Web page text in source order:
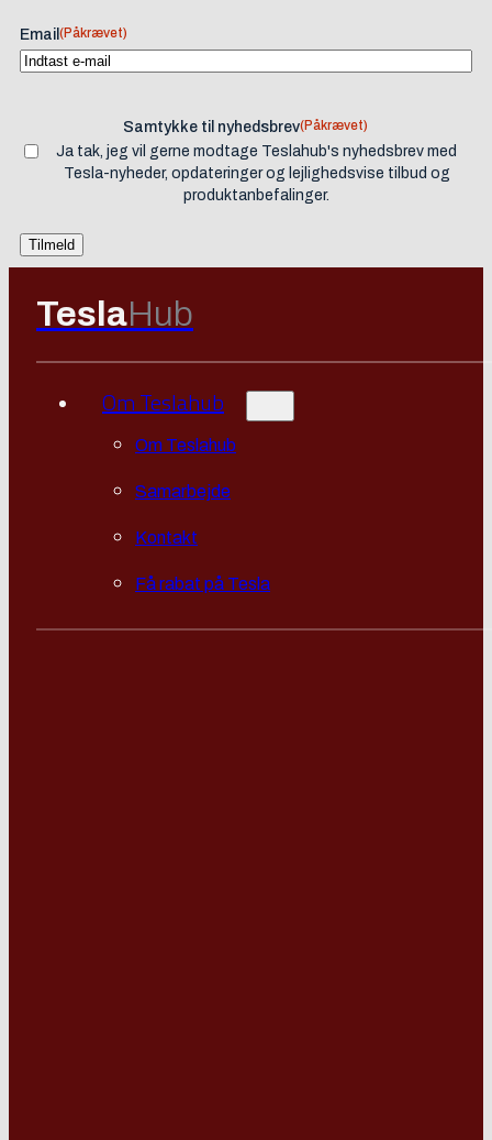
Email (Påkrævet)
Samtykke til nyhedsbrev(Påkrævet)
Ja tak, jeg vil gerne modtage Teslahub's nyhedsbrev med
Tesla-nyheder, opdateringer og lejlighedsvise tilbud og
produktanbefalinger.
TeslaHub
Om Teslahub
Om Teslahub
Samarbejde
Kontakt
Få rabat på Tesla